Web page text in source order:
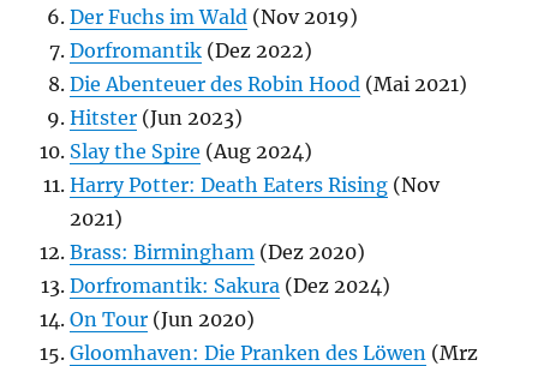
Der Fuchs im Wald (Nov 2019)
Dorfromantik (Dez 2022)
Die Abenteuer des Robin Hood (Mai 2021)
Hitster (Jun 2023)
Slay the Spire (Aug 2024)
Harry Potter: Death Eaters Rising (Nov
2021)
Brass: Birmingham (Dez 2020)
Dorfromantik: Sakura (Dez 2024)
On Tour (Jun 2020)
Gloomhaven: Die Pranken des Löwen (Mrz